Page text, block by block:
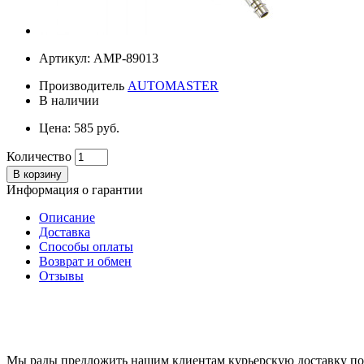
Артикул: AMP-89013
Производитель AUTOMASTER
В наличии
Цена: 585 руб.
Количество
В корзину
Информация о гарантии
Описание
Доставка
Способы оплаты
Возврат и обмен
Отзывы
Мы рады предложить нашим клиентам курьерскую доставку